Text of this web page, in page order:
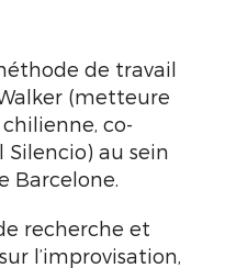
de travail
(metteure
co-
au sein
Barcelone.
recherche et
l’improvisation,